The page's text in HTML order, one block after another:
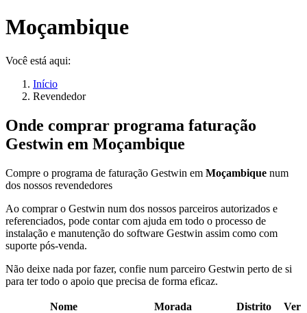
Moçambique
Você está aqui:
Início
Revendedor
Onde comprar programa faturação
Gestwin em Moçambique
Compre o programa de faturação Gestwin em Moçambique num
dos nossos revendedores
Ao comprar o Gestwin num dos nossos parceiros autorizados e
referenciados, pode contar com ajuda em todo o processo de
instalação e manutenção do software Gestwin assim como com
suporte pós-venda.
Não deixe nada por fazer, confie num parceiro Gestwin perto de si
para ter todo o apoio que precisa de forma eficaz.
Nome Morada Distrito Ver